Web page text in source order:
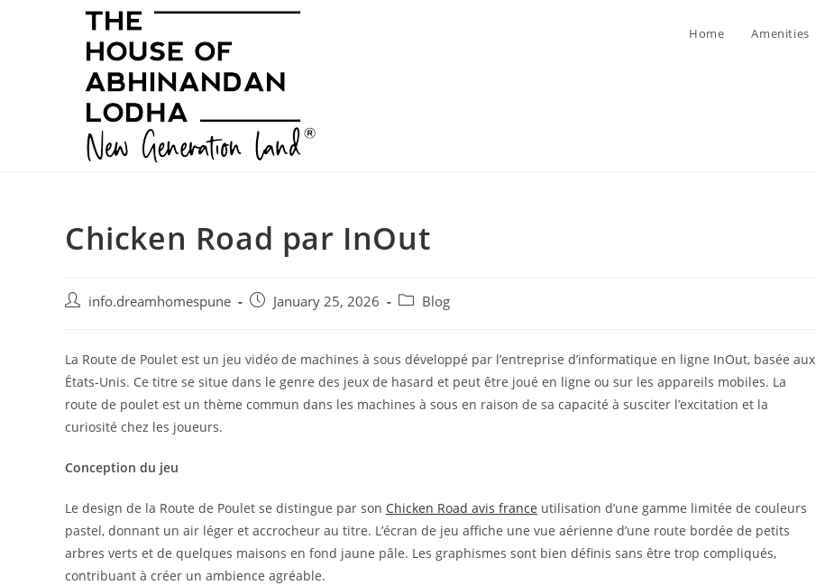
Home Amenities
Chicken Road par InOut
Post info.dreamhomespune
Post January 25, 2026
Post Blog
La Route de Poulet est un jeu vidéo de machines à sous développé par l’entreprise d’informatique en ligne InOut, basée aux
États-Unis. Ce titre se situe dans le genre des jeux de hasard et peut être joué en ligne ou sur les appareils mobiles. La
route de poulet est un thème commun dans les machines à sous en raison de sa capacité à susciter l’excitation et la
curiosité chez les joueurs.
Conception du jeu
Le design de la Route de Poulet se distingue par son Chicken Road avis france utilisation d’une gamme limitée de couleurs
pastel, donnant un air léger et accrocheur au titre. L’écran de jeu affiche une vue aérienne d’une route bordée de petits
arbres verts et de quelques maisons en fond jaune pâle. Les graphismes sont bien définis sans être trop compliqués,
contribuant à créer un ambience agréable.